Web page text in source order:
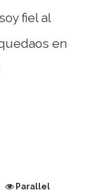
fiel al
en
Parallel